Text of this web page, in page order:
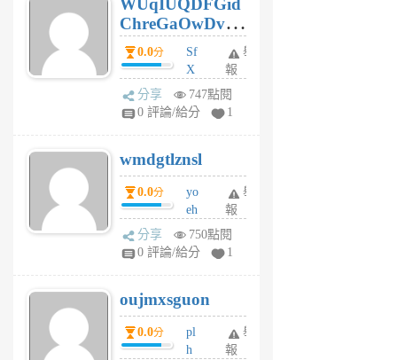
個
月
前
WUqIUQDFGid
ChreGaOwDv
dY0.0分
Sf
X
Pe
Jc
R
P
m
v
A
V
個
月
前
舉
報
分享
747點閱
0 評論/給分
1
wmdgtlznsl
0.0分
yo
eh
ld
gy
個
月
前
舉
報
分享
750點閱
0 評論/給分
1
oujmxsguon
0.0分
pl
h
舉
報